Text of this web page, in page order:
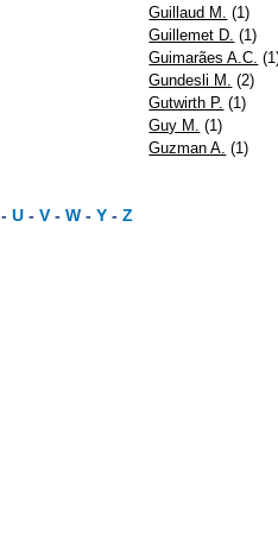
Guillaud M. (1)
Guillemet D. (1)
Guimarães A.C.
Gundesli M. (2)
Gutwirth P. (1)
Guy M. (1)
Guzman A. (1)
-U -V -W -Y -Z